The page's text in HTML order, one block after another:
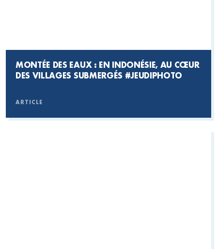
MONTÉE DES EAUX : EN INDONÉSIE, AU CŒUR
DES VILLAGES SUBMERGÉS #JEUDIPHOTO
ARTICLE